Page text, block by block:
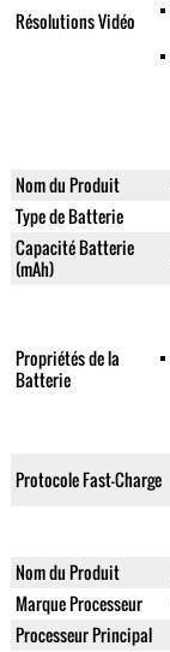
Résolutions Vidéo
Nom du Produit
Type de Batterie
Capacité Batterie
(mAh)
Propriétés de la
Batterie
Protocole Fast-Charge
Nom du Produit
Marque Processeur
Processeur Principal